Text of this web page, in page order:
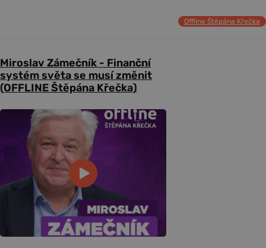
Offline Štěpána Křečka
Miroslav Zámečník - Finanční
systém světa se musí změnit
(OFFLINE Štěpána Křečka)